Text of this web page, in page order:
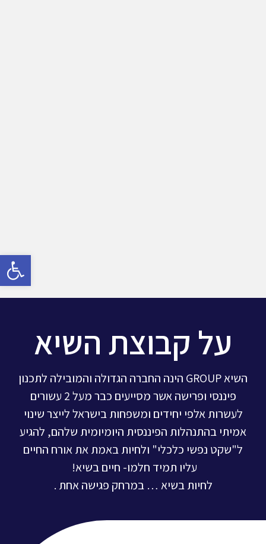
על קבוצת השיא
השיא GROUP הינה החברה הגדולה והמובילה לתכנון
פיננסי ופרישה אשר מסייעים כבר מעל 2 עשורים
לעשרות אלפי יחידים ומשפחות בישראל לייצר שינוי
אמיתי בהתנהלות הפיננסית היומיומית שלהם, להגיע
ל"שקט נפשי כלכלי" ולחיות באמת את אורח החיים
עליו תמיד חלמו- חייםבשיא!
לחיות בשיא … במרחק פגישה אחת .